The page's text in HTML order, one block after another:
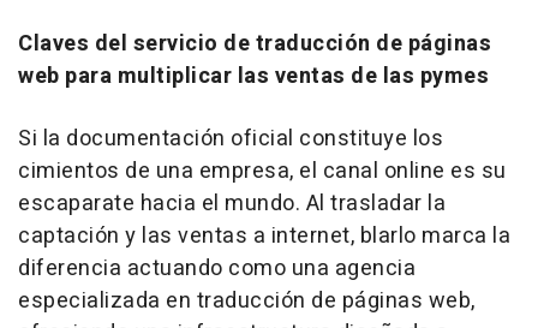
Claves del servicio de traducción de páginas
web para multiplicar las ventas de las pymes
Si la documentación oficial constituye los
cimientos de una empresa, el canal online es su
escaparate hacia el mundo. Al trasladar la
captación y las ventas a internet, blarlo marca la
diferencia actuando como una agencia
especializada en traducción de páginas web,